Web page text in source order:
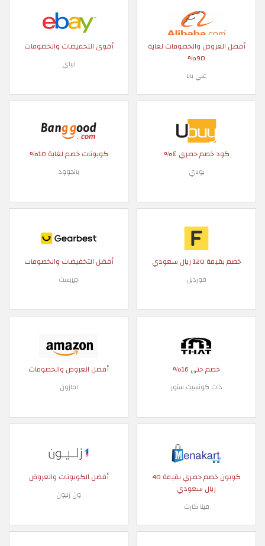
أفضل العروض والخصومات لغاية
90%
علي بابا
أقوى التخفيضات والخصومات
ايباي
كود خصم حصري ٤%
يوباي
كوبونات خصم لغاية 10%
بانجوود
خصم بقيمة 120 ريال سعودي
فورديل
أفضل التخفيضات والخصومات
جيربست
خصم حتى 16%
ذات كونسبت ستور
أفضل العروض والخصومات
امازون
كوبون خصم حصري بقيمة 40
ريال سعودي
مينا كارت
أفضل الكوبونات والعروض
ون زليون